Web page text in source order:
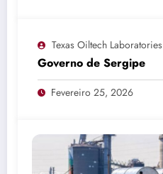
Texas Oiltech Laboratories
Governo de Sergipe
Fevereiro 25, 2026